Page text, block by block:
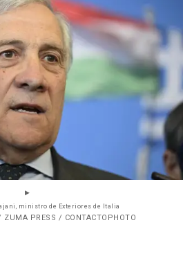
ministro de Exteriores de Italia
PRESS / CONTACTOPHOTO